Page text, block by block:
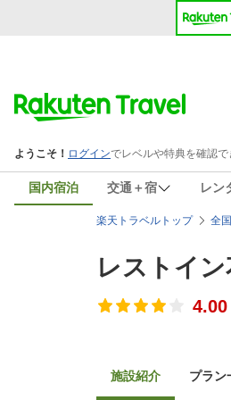
国内宿泊 交通＋宿 レン
楽天トラベルトップ 全国
レストイ
4.00
施設紹介 プラン